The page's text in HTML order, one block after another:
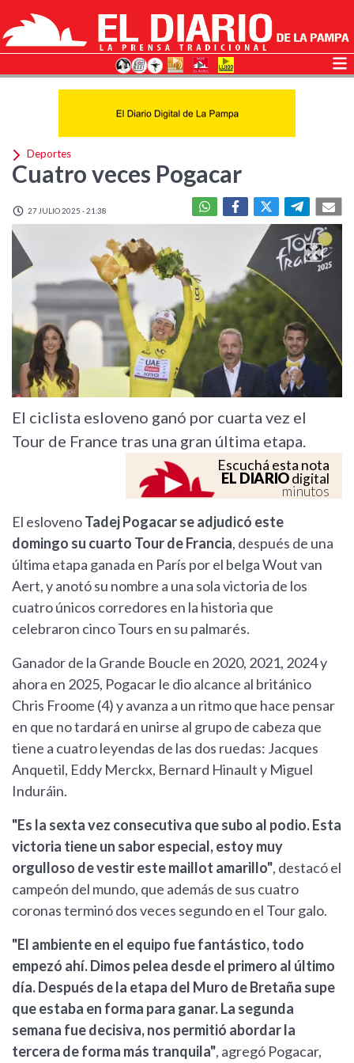
Deportes
Cuatro veces Pogacar
27 JULIO 2025 - 21:38
El ciclista esloveno ganó por cuarta vez el
Tour de France tras una gran última etapa.
Escuchá esta nota
EL DIARIOdigital
minutos
El eslovenoTadej Pogacar se adjudicó este
domingo su cuarto Tour de Francia, después de una
última etapa ganada en París por el belga Wout van
Aert, y anotó su nombre a una sola victoria de los
cuatro únicos corredores en la historia que
celebraron cinco Tours en su palmarés.
Ganador de la Grande Boucle en 2020, 2021, 2024 y
ahora en 2025, Pogacar le dio alcance al británico
Chris Froome (4) y avanza a un ritmo que hace pensar
en que no tardará en unirse al grupo de cabeza que
tiene a cuatro leyendas de las dos ruedas: Jacques
Anquetil, Eddy Merckx, Bernard Hinault y Miguel
Induráin.
"Es la sexta vez consecutiva que subo al podio. Esta
victoria tiene un sabor especial, estoy muy
orgulloso de vestir este maillot amarillo", destacó el
campeón del mundo, que además de sus cuatro
coronas terminó dos veces segundo en el Tour galo.
"El ambiente en el equipo fue fantástico, todo
empezó ahí. Dimos pelea desde el primero al último
día. Después de la etapa del Muro de Bretaña supe
que estaba en forma para ganar. La segunda
semana fue decisiva, nos permitió abordar la
tercera de forma más tranquila", agregó Pogacar,